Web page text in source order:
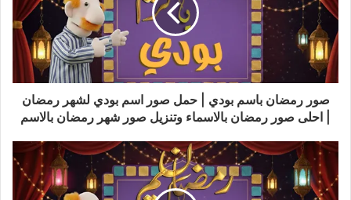
صور رمضان باسم بودي | حمل صور اسم بودي لشهر رمضان
| احلى صور رمضان بالاسماء وتنزيل صور شهر رمضان بالاسم